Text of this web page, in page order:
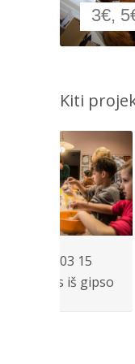
Kiti
2016 03 15
Lipdymas iš gipso